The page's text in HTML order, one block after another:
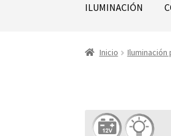
ILUMINACIÓN
Inicio Iluminación